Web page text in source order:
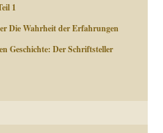
1
Die Wahrheit der Erfahrungen
Geschichte: Der Schriftsteller